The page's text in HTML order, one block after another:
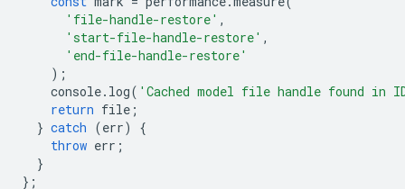
'file-handle-restore' ,
'start-file-handle-restore' ,
'end-file-handle-restore'
);
console. log( 'Cached model file handle found in
return file ;
} catch (err)
{
throw err ;
}
};